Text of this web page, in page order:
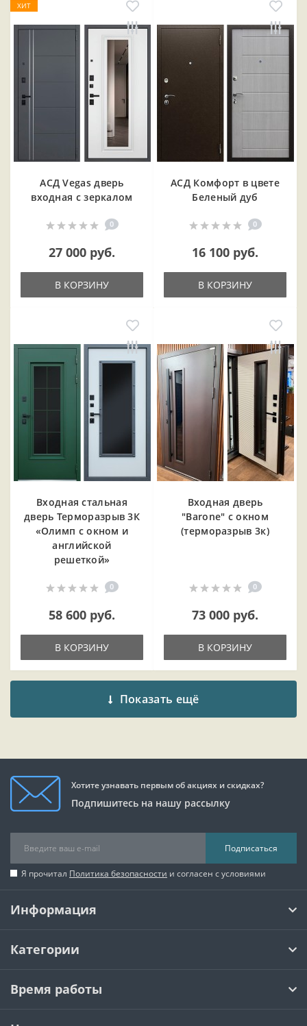
ХИТ
АСД Vegas дверь
входная с зеркалом
0
27 000 руб.
В КОРЗИНУ
АСД Комфорт в цвете
Беленый дуб
0
16 100 руб.
В КОРЗИНУ
Входная cтальная
дверь Терморазрыв 3К
«Олимп с окном и
английской
решеткой»
0
58 600 руб.
В КОРЗИНУ
Входная дверь
"Barone" с окном
(терморазрыв 3к)
0
73 000 руб.
В КОРЗИНУ
Показать ещё
Хотите узнавать первым об акциях и скидках?
Подпишитесь на нашу рассылку
Подписаться
Я прочитал Политика безопасности и согласен с условиями
Информация
Категории
Время работы